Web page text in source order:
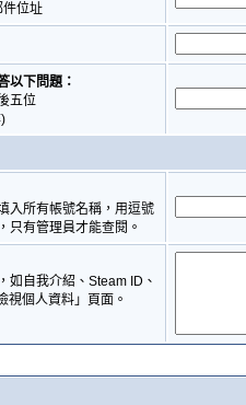
位址
以下問題：
五位
入所有帳號名稱，用逗號
只有管理員才能查閱。
如自我介紹、Steam ID、
視個人資料」頁面。